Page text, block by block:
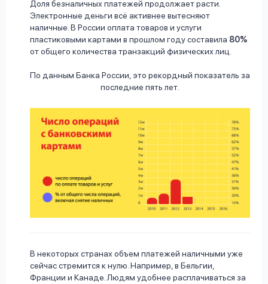
Доля безналичных платежей продолжает расти.
Электронные деньги всё активнее вытесняют
наличные. В России оплата товаров и услуги
пластиковыми картами в прошлом году составила 80%
от общего количества транзакций физических лиц.
По данным Банка России, это рекордный показатель за
последние пять лет.
В некоторых странах объем платежей наличными уже
сейчас стремится к нулю. Например, в Бельгии,
Франции и Канаде. Людям удобнее расплачиваться за